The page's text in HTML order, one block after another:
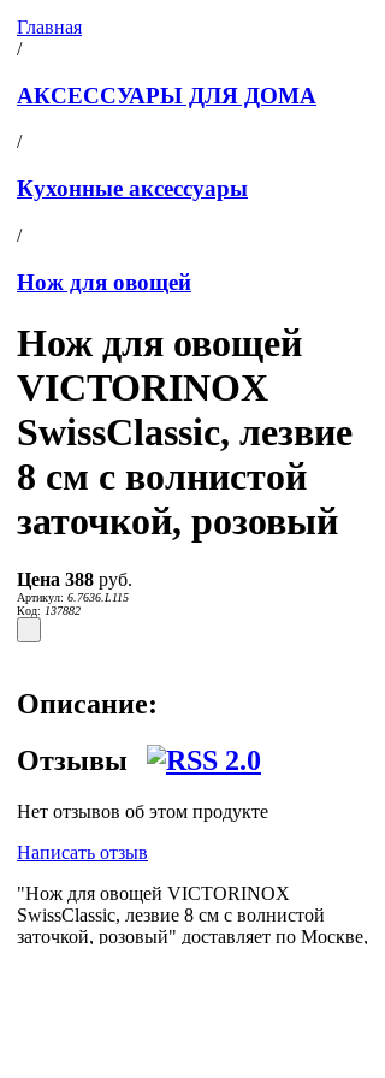
Главная
/
АКСЕССУАРЫ ДЛЯ ДОМА
/
Кухонные аксессуары
/
Нож для овощей
Нож для овощей
VICTORINOX
SwissClassic, лезвие
8 см с волнистой
заточкой, розовый
Цена 388 руб.
Артикул: 6.7636.L115
Код: 137882
Описание:
Отзывы
Нет отзывов об этом продукте
Написать отзыв
"Нож для овощей VICTORINOX
SwissClassic, лезвие 8 см с волнистой
заточкой, розовый" доставляет по Москве,